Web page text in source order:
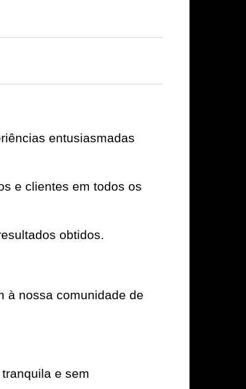
entusiasmadas
e clientes em todos os
obtidos.
à nossa comunidade de
e sem